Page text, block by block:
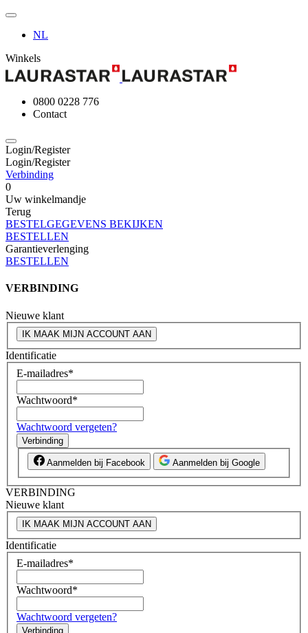
NL
Winkels
0800 0228 776
Contact
Login/Register
Login/Register
Verbinding
0
Uw winkelmandje
Terug
BESTELGEGEVENS BEKIJKEN
BESTELLEN
Garantieverlenging
BESTELLEN
VERBINDING
Nieuwe klant
IK MAAK MIJN ACCOUNT AAN
Identificatie
E-mailadres*
Wachtwoord*
Wachtwoord vergeten?
Verbinding
Aanmelden bij Facebook Aanmelden bij Google
VERBINDING
Nieuwe klant
IK MAAK MIJN ACCOUNT AAN
Identificatie
E-mailadres*
Wachtwoord*
Wachtwoord vergeten?
Verbinding